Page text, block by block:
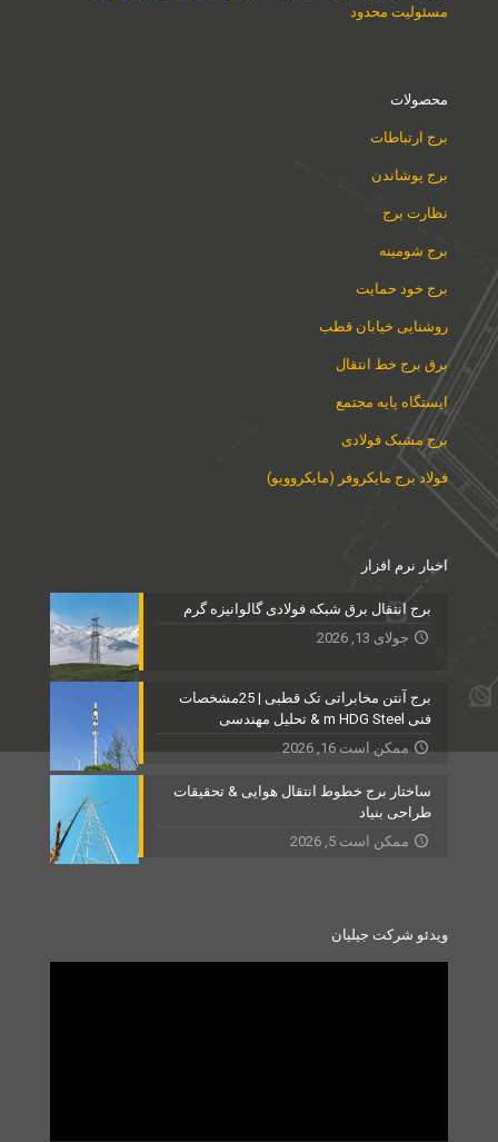
مسئولیت محدود
محصولات
برج ارتباطات
برج پوشاندن
نظارت برج
برج شومینه
برج خود حمایت
روشنایی خیابان قطب
برق برج خط انتقال
ایستگاه پایه مجتمع
برج مشبک فولادی
فولاد برج مایکروفر (مایکروویو)
اخبار نرم افزار
برج انتقال برق شبکه فولادی گالوانیزه گرم
جولای 13, 2026
برج آنتن مخابراتی تک قطبی | 25مشخصات
فنی m HDG Steel & تحلیل مهندسی
ممکن است 16, 2026
ساختار برج خطوط انتقال هوایی & تحقیقات
طراحی بنیاد
ممکن است 5, 2026
ویدئو شرکت جیلیان